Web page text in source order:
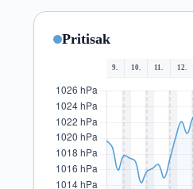
Pritisak
9. 10. 11. 12.